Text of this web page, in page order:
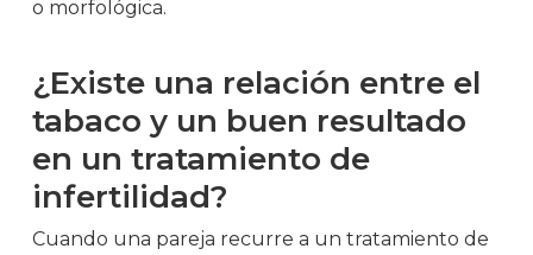
o morfológica.
¿Existe una relación entre el
tabaco y un buen resultado
en un tratamiento de
infertilidad?
Cuando una pareja recurre a un tratamiento de